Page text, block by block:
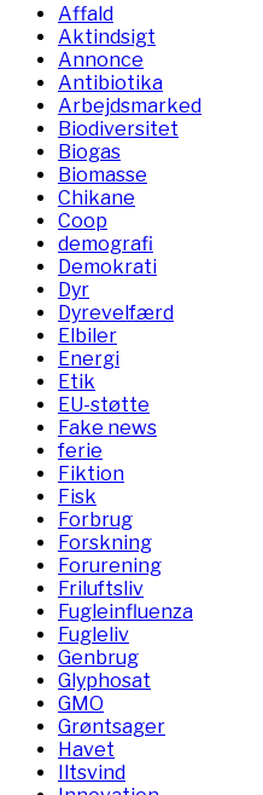
Affald
Aktindsigt
Annonce
Antibiotika
Arbejdsmarked
Biodiversitet
Biogas
Biomasse
Chikane
Coop
demografi
Demokrati
Dyr
Dyrevelfærd
Elbiler
Energi
Etik
EU-støtte
Fake news
ferie
Fiktion
Fisk
Forbrug
Forskning
Forurening
Friluftsliv
Fugleinfluenza
Fugleliv
Genbrug
Glyphosat
GMO
Grøntsager
Havet
Iltsvind